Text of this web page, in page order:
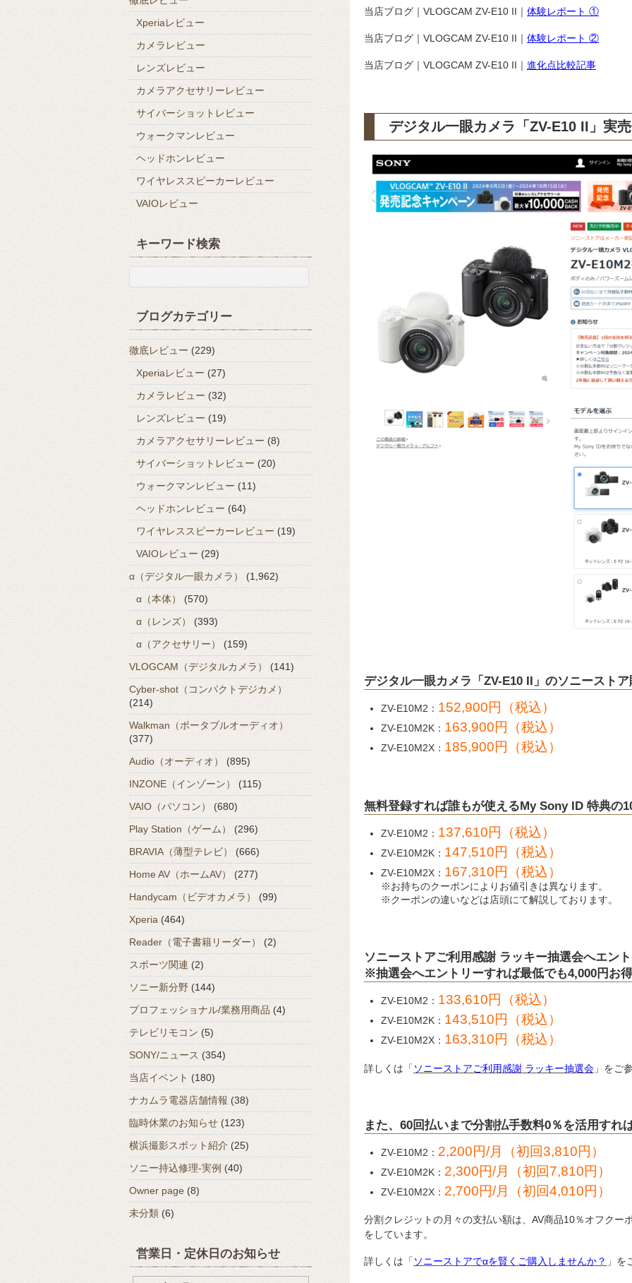
当店ブログ｜VLOGCAM ZV-E10 II｜ 体験レポート ①
当店ブログ｜VLOGCAM ZV-E10 II｜ 体験レポート ②
当店ブログ｜VLOGCAM ZV-E10 II｜ 進化点比較記事
デジタル一眼カメラ「ZV-E10 II」実
デジタル一眼カメラ「ZV-E10 II」のソニースト
ZV-E10M2： 152,900円（税込）
ZV-E10M2K： 163,900円（税込）
ZV-E10M2X： 185,900円（税込）
無料登録すれば誰もが使えるMy Sony ID 特典の
ZV-E10M2： 137,610円（税込）
ZV-E10M2K： 147,510円（税込）
ZV-E10M2X： 167,310円（税込）
※お持ちのクーポンによりお値引きは異なります。
※クーポンの違いなどは店頭にて解説しております。
ソニーストアご利用感謝 ラッキー抽選会へエン
※抽選会へエントリーすれば最低でも4,000円お
ZV-E10M2： 133,610円（税込）
ZV-E10M2K： 143,510円（税込）
ZV-E10M2X： 163,310円（税込）
詳しくは「 ソニーストアご利用感謝 ラッキー抽選会」をご
また、60回払いまで分割払手数料0％を活用すれ
ZV-E10M2： 2,200円/月（初回3,810円）
ZV-E10M2K： 2,300円/月（初回7,810円）
ZV-E10M2X： 2,700円/月（初回4,010円）
分割クレジットの月々の支払い額は、AV商品10％オフクー
をしています。
詳しくは「 ソニーストアでαを賢くご購入しませんか？ 」を
Xperiaレビュー
カメラレビュー
レンズレビュー
カメラアクセサリーレビュー
サイバーショットレビュー
ウォークマンレビュー
ヘッドホンレビュー
ワイヤレススピーカーレビュー
VAIOレビュー
キーワード検索
ブログカテゴリー
徹底レビュー (229)
Xperiaレビュー(27)
カメラレビュー (32)
レンズレビュー (19)
カメラアクセサリーレビュー (8)
サイバーショットレビュー (20)
ウォークマンレビュー (11)
ヘッドホンレビュー (64)
ワイヤレススピーカーレビュー (19)
VAIOレビュー (29)
α（デジタル一眼カメラ）
(1,962)
α（本体）
(570)
α（レンズ）
(393)
α（アクセサリー）
(159)
VLOGCAM（デジタルカメラ）
(141)
Cyber-shot（コンパクトデジカメ）
(214)
Walkman（ポータブルオーディオ）
(377)
Audio（オーディオ）
(895)
INZONE（インゾーン）
(115)
VAIO（パソコン）
(680)
Play Station（ゲーム）
(296)
BRAVIA（薄型テレビ）
(666)
Home AV（ホームAV）
(277)
Handycam（ビデオカメラ）
(99)
Xperia (464)
Reader（電子書籍リーダー）
(2)
スポーツ関連 (2)
ソニー新分野 (144)
プロフェッショナル/業務用商品 (4)
テレビリモコン (5)
SONY/ニュース (354)
当店イベント (180)
ナカムラ電器店舗情報 (38)
臨時休業のお知らせ (123)
横浜撮影スポット紹介 (25)
ソニー持込修理-実例 (40)
Owner page (8)
未分類 (6)
営業日・定休日のお知らせ